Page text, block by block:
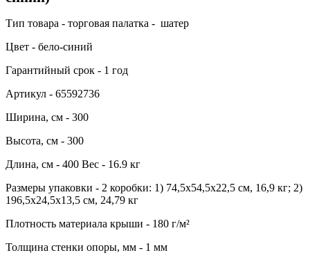
Тип товара - торговая палатка - шатер
Цвет - бело-синий
Гарантийный срок - 1 год
Артикул - 65592736
Ширина, см - 300
Высота, см - 300
Длина, см - 400 Вес - 16.9 кг
Размеры упаковки - 2 коробки: 1) 74,5x54,5x22,5 см, 16,9 кг; 2)
196,5x24,5x13,5 см, 24,79 кг
Плотность материала крыши - 180 г/м²
Толщина стенки опоры, мм - 1 мм